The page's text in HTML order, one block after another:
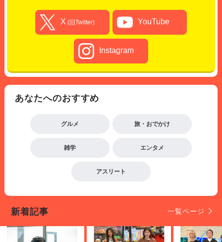
X (旧Twitter) YouTube
Instagram
あなたへのおすすめ
グルメ 旅・おでかけ
雑学 エンタメ
アスリート
新着記事 一覧ページ